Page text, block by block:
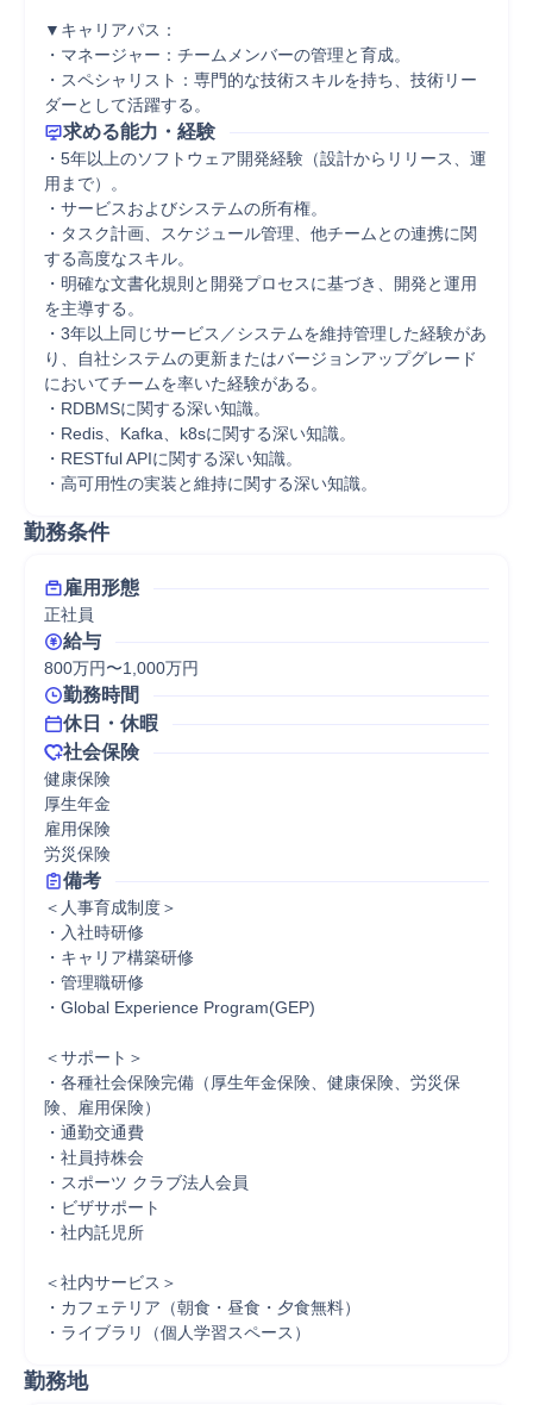
▼キャリアパス：
・マネージャー：チームメンバーの管理と育成。
・スペシャリスト：専門的な技術スキルを持ち、技術リー
ダーとして活躍する。
求める能力・経験
・5年以上のソフトウェア開発経験（設計からリリース、運
用まで）。
・サービスおよびシステムの所有権。
・タスク計画、スケジュール管理、他チームとの連携に関
する高度なスキル。
・明確な文書化規則と開発プロセスに基づき、開発と運用
を主導する。
・3年以上同じサービス／システムを維持管理した経験があ
り、自社システムの更新またはバージョンアップグレード
においてチームを率いた経験がある。
・RDBMSに関する深い知識。
・Redis、Kafka、k8sに関する深い知識。
・RESTful APIに関する深い知識。
・高可用性の実装と維持に関する深い知識。
勤務条件
雇用形態
正社員
給与
800万円〜1,000万円
勤務時間
休日・休暇
社会保険
健康保険
厚生年金
雇用保険
労災保険
備考
＜人事育成制度＞
・入社時研修
・キャリア構築研修
・管理職研修
・Global Experience Program(GEP)
＜サポート＞
・各種社会保険完備（厚生年金保険、健康保険、労災保
険、雇用保険）
・通勤交通費
・社員持株会
・スポーツ クラブ法人会員
・ビザサポート
・社内託児所
＜社内サービス＞
・カフェテリア（朝食・昼食・夕食無料）
・ライブラリ（個人学習スペース）
勤務地